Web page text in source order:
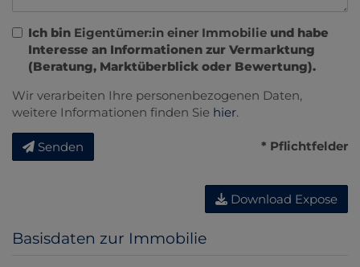
Ich bin Eigentümer:in einer Immobilie und habe
Interesse an Informationen zur Vermarktung
(Beratung, Marktüberblick oder Bewertung).
Wir verarbeiten Ihre personenbezogenen Daten,
weitere Informationen finden Sie hier.
Senden * Pflichtfelder
Download Expose
Basisdaten zur Immobilie